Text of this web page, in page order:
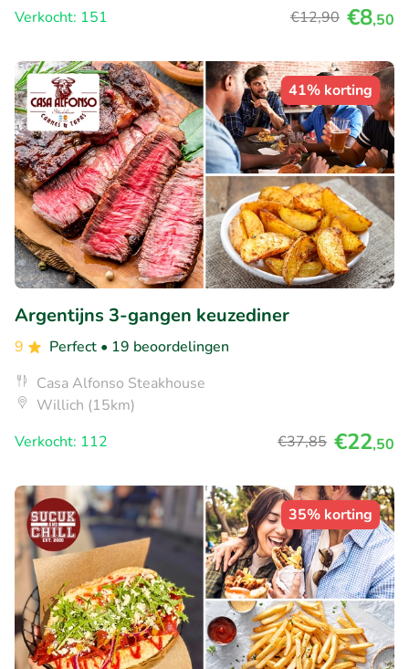
Verkocht: 151
€12,90 €8,50
41% korting
Argentijns 3-gangen keuzediner
9 Perfect • 19 beoordelingen
Casa Alfonso Steakhouse
Willich (15km)
Verkocht: 112
€37,85 €22,50
35% korting